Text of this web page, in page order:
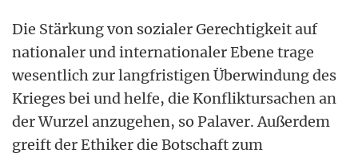
Die Stärkung von sozialer Gerechtigkeit auf
nationaler und internationaler Ebene trage
wesentlich zur langfristigen Überwindung des
Krieges bei und helfe, die Konfliktursachen an
der Wurzel anzugehen, so Palaver. Außerdem
greift der Ethiker die Botschaft zum